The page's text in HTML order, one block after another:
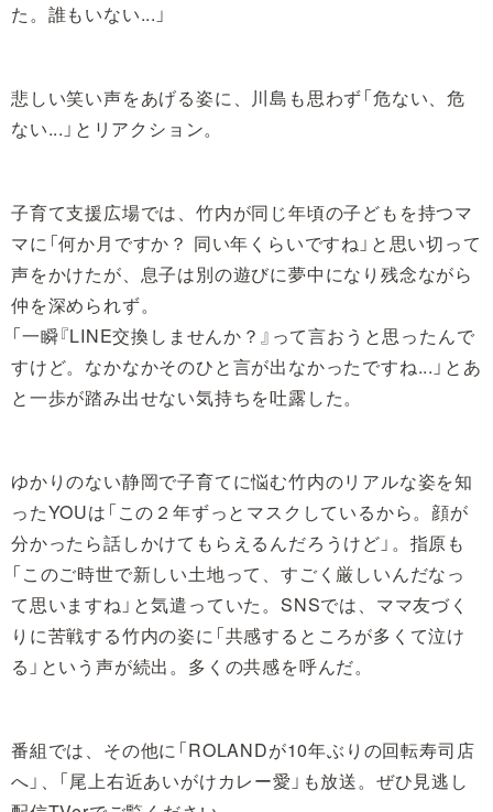
た。誰もいない...」
悲しい笑い声をあげる姿に、川島も思わず「危ない、危
ない...」とリアクション。
子育て支援広場では、竹内が同じ年頃の子どもを持つマ
マに「何か月ですか？ 同い年くらいですね」と思い切って
声をかけたが、息子は別の遊びに夢中になり残念ながら
仲を深められず。
「一瞬『LINE交換しませんか？』って言おうと思ったんで
すけど。なかなかそのひと言が出なかったですね...」とあ
と一歩が踏み出せない気持ちを吐露した。
ゆかりのない静岡で子育てに悩む竹内のリアルな姿を知
ったYOUは「この２年ずっとマスクしているから。顔が
分かったら話しかけてもらえるんだろうけど」。指原も
「このご時世で新しい土地って、すごく厳しいんだなっ
て思いますね」と気遣っていた。SNSでは、ママ友づく
りに苦戦する竹内の姿に「共感するところが多くて泣け
る」という声が続出。多くの共感を呼んだ。
番組では、その他に「ROLANDが10年ぶりの回転寿司店
へ」、「尾上右近あいがけカレー愛」も放送。ぜひ見逃し